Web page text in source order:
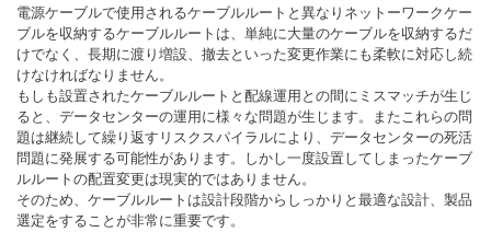
電源ケーブルで使用されるケーブルルートと異なりネットーワークケー
ブルを収納するケーブルルートは、単純に大量のケーブルを収納するだ
けでなく、長期に渡り増設、撤去といった変更作業にも柔軟に対応し続
けなければなりません。
もしも設置されたケーブルルートと配線運用との間にミスマッチが生じ
ると、データセンターの運用に様々な問題が生じます。またこれらの問
題は継続して繰り返すリスクスパイラルにより、データセンターの死活
問題に発展する可能性があります。しかし一度設置してしまったケーブ
ルルートの配置変更は現実的ではありません。
そのため、ケーブルルートは設計段階からしっかりと最適な設計、製品
選定をすることが非常に重要です。